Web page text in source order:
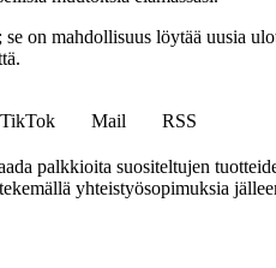
on mahdollisuus löytää uusia
TikTok Mail
RSS
palkkioita suositeltujen
yhteistyösopimuksia